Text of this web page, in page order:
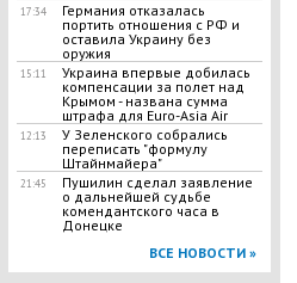
17:34
Германия отказалась
портить отношения с РФ и
оставила Украину без
оружия
15:11
Украина впервые добилась
компенсации за полет над
Крымом - названа сумма
штрафа для Euro-Asia Air
12:13
У Зеленского собрались
переписать "формулу
Штайнмайера"
21:45
Пушилин сделал заявление
о дальнейшей судьбе
комендантского часа в
Донецке
ВСЕ НОВОСТИ »